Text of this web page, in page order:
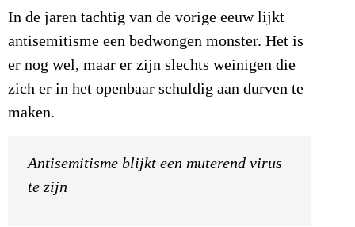
In de jaren tachtig van de vorige eeuw lijkt
antisemitisme een bedwongen monster. Het is
er nog wel, maar er zijn slechts weinigen die
zich er in het openbaar schuldig aan durven te
maken.
Antisemitisme blijkt een muterend virus
te zijn